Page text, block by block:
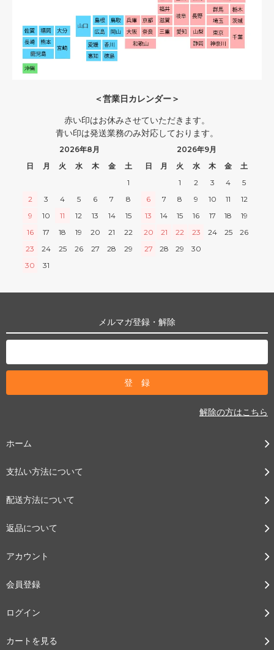
M柄〈color__S-23__〉
△ 残り僅か
＜営業日カレンダー＞
赤い印はお休みさせていただきます。
青い印は発送業務のみ対応しております。
2026年8月
日
月 火 水 木 金
土
1
2
3 4 5 6 7
8
9
10 11 12 13 14
15
16
17 18 19 20 21
22
23
24 25 26 27 28
29
30
31
2026年9月
日
月 火 水 木 金
土
1
2 3 4
5
6
7 8 9 10 11
12
13
14 15 16 17 18
19
20
21 22 23 24 25
26
27
28 29 30
メルマガ登録・解除
解除の方はこちら
ホーム
支払い方法について
配送方法について
返品について
アカウント
会員登録
ログイン
カートを見る